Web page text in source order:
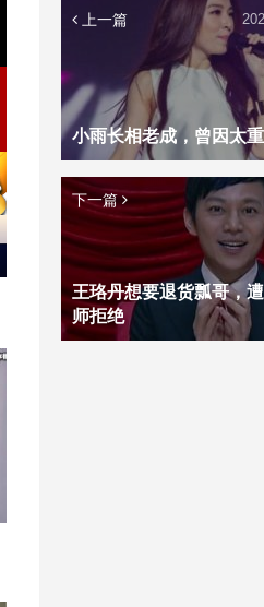
上一篇
小雨长相老成，曾因太
下一篇
王珞丹想要退货瓢哥，
师拒绝